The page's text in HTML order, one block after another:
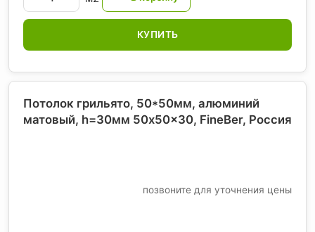
КУПИТЬ
Потолок грильято, 50*50мм, алюминий
матовый, h=30мм 50x50x30, FineBer, Россия
позвоните для уточнения цены